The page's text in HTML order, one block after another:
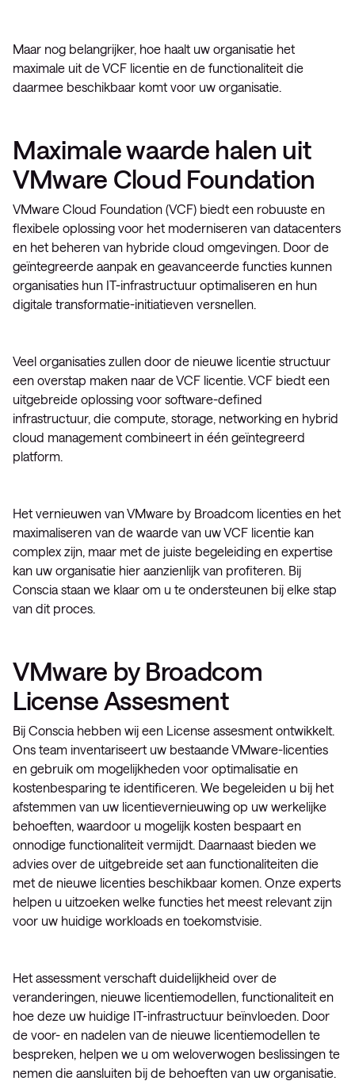
Maar nog belangrijker, hoe haalt uw organisatie het
maximale uit de VCF licentie en de functionaliteit die
daarmee beschikbaar komt voor uw organisatie.
Maximale waarde halen uit
VMware Cloud Foundation
VMware Cloud Foundation (VCF) biedt een robuuste en
flexibele oplossing voor het moderniseren van datacenters
en het beheren van hybride cloud omgevingen. Door de
geïntegreerde aanpak en geavanceerde functies kunnen
organisaties hun IT-infrastructuur optimaliseren en hun
digitale transformatie-initiatieven versnellen.
Veel organisaties zullen door de nieuwe licentie structuur
een overstap maken naar de VCF licentie. VCF biedt een
uitgebreide oplossing voor software-defined
infrastructuur, die compute, storage, networking en hybrid
cloud management combineert in één geïntegreerd
platform.
Het vernieuwen van VMware by Broadcom licenties en het
maximaliseren van de waarde van uw VCF licentie kan
complex zijn, maar met de juiste begeleiding en expertise
kan uw organisatie hier aanzienlijk van profiteren. Bij
Conscia staan we klaar om u te ondersteunen bij elke stap
van dit proces.
VMware by Broadcom
License Assesment
Bij Conscia hebben wij een License assesment ontwikkelt.
Ons team inventariseert uw bestaande VMware-licenties
en gebruik om mogelijkheden voor optimalisatie en
kostenbesparing te identificeren. We begeleiden u bij het
afstemmen van uw licentievernieuwing op uw werkelijke
behoeften, waardoor u mogelijk kosten bespaart en
onnodige functionaliteit vermijdt. Daarnaast bieden we
advies over de uitgebreide set aan functionaliteiten die
met de nieuwe licenties beschikbaar komen. Onze experts
helpen u uitzoeken welke functies het meest relevant zijn
voor uw huidige workloads en toekomstvisie.
Het assessment verschaft duidelijkheid over de
veranderingen, nieuwe licentiemodellen, functionaliteit en
hoe deze uw huidige IT-infrastructuur beïnvloeden. Door
de voor- en nadelen van de nieuwe licentiemodellen te
bespreken, helpen we u om weloverwogen beslissingen te
nemen die aansluiten bij de behoeften van uw organisatie.